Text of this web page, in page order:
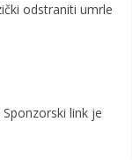
odstraniti umrle
link je